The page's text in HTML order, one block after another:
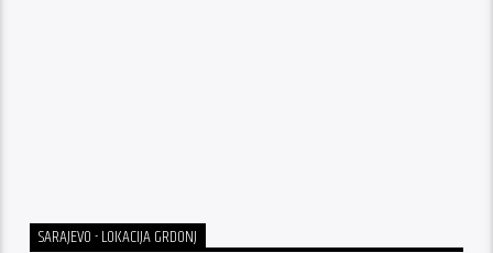
SARAJEVO - LOKACIJA GRDONJ